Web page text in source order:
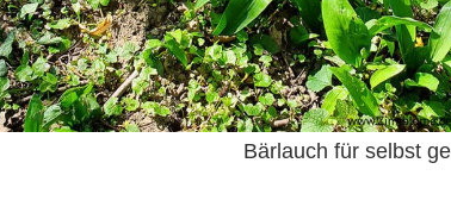
Bärlauch für selbst